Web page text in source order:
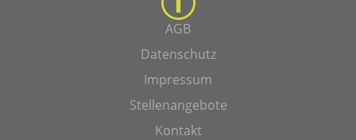
AGB
Datenschutz
Impressum
Stellenangebote
Kontakt